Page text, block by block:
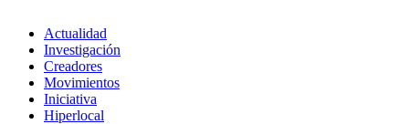
Actualidad
Investigación
Creadores
Movimientos
Iniciativa
Hiperlocal